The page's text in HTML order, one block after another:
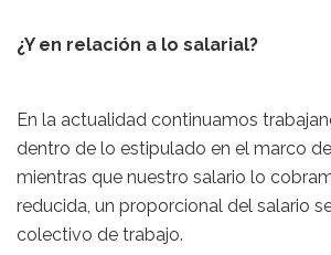
¿Y en relación a lo salarial?
En la actualidad continuamos
dentro de lo estipulado en el marco
mientras que nuestro salario lo
reducida, un proporcional del salario
colectivo de trabajo.